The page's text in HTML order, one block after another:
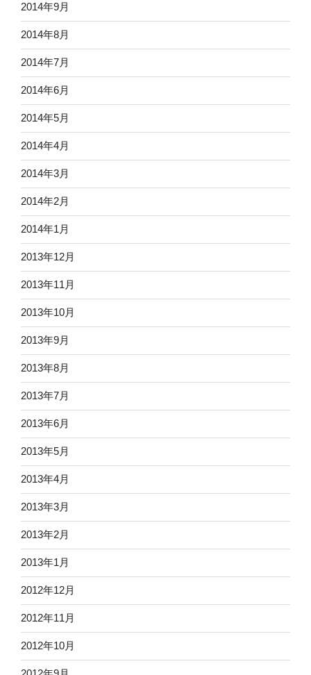
2014年9月
2014年8月
2014年7月
2014年6月
2014年5月
2014年4月
2014年3月
2014年2月
2014年1月
2013年12月
2013年11月
2013年10月
2013年9月
2013年8月
2013年7月
2013年6月
2013年5月
2013年4月
2013年3月
2013年2月
2013年1月
2012年12月
2012年11月
2012年10月